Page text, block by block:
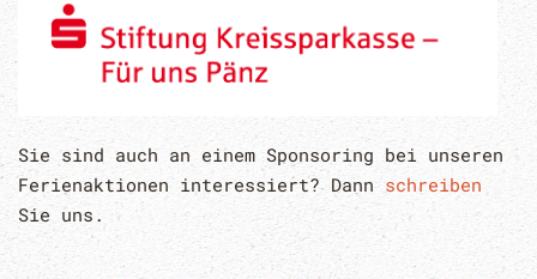
Sie sind auch an einem Sponsoring bei unseren
Ferienaktionen interessiert? Dann schreiben
Sie uns.